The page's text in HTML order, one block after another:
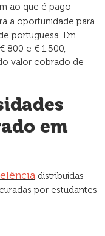
ao que é pago
a oportunidade para
portuguesa. Em
800 e € 1.500,
valor cobrado de
em
distribuídas
por estudantes